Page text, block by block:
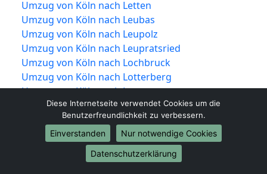
Umzug von Köln nach Letten
Umzug von Köln nach Leubas
Umzug von Köln nach Leupolz
Umzug von Köln nach Leupratsried
Umzug von Köln nach Lochbruck
Umzug von Köln nach Lotterberg
Umzug von Köln nach Lugemanns
Umzug von Köln nach Mariaberg
Umzug von Köln nach Mayrhof
Umzug von Köln nach Mollenmühle
Umzug von Köln nach Moos
Umzug von Köln nach Moosers
Diese Internetseite verwendet Cookies um die
Benutzerfreundlichkeit zu verbessern.
Einverstanden
Nur notwendige Cookies
Datenschutzerklärung